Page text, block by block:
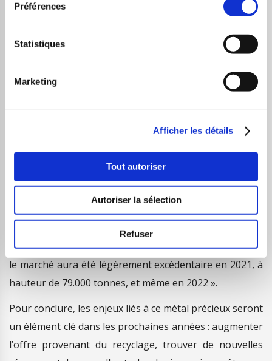
Préférences
Statistiques
Marketing
Afficher les détails
Tout autoriser
Autoriser la sélection
Refuser
années, de poursuivre leur ascension. Une demande
seront signe d’une conjoncture favorable pour les
mais ce n’est naturellement pas une nouvelle
précieuses indications concernant la conjoncture
économique. Néanmoins, à court terme, le prix du
cuivre ne risque pas d’augmenter. Le journal Les Echos
écrit : « Yves Jégourel, professeur d’économie à
l’université de Bordeaux, rappelle que les
fondamentaux ne plaident pas pour une hausse des
cours. Selon l’International Copper Sudy Group (ICSG),
le marché aura été légèrement excédentaire en 2021, à
hauteur de 79.000 tonnes, et même en 2022 ».
Pour conclure, les enjeux liés à ce métal précieux seront
un élément clé dans les prochaines années : augmenter
l’offre provenant du recyclage, trouver de nouvelles